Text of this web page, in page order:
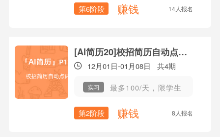
第6阶段 赚钱 14人报名
[AI简历20]校招简历自动点评(P2)
12月01日-01月08日 共4期
实习 最多100/天，限学生
第2阶段 赚钱 8人报名